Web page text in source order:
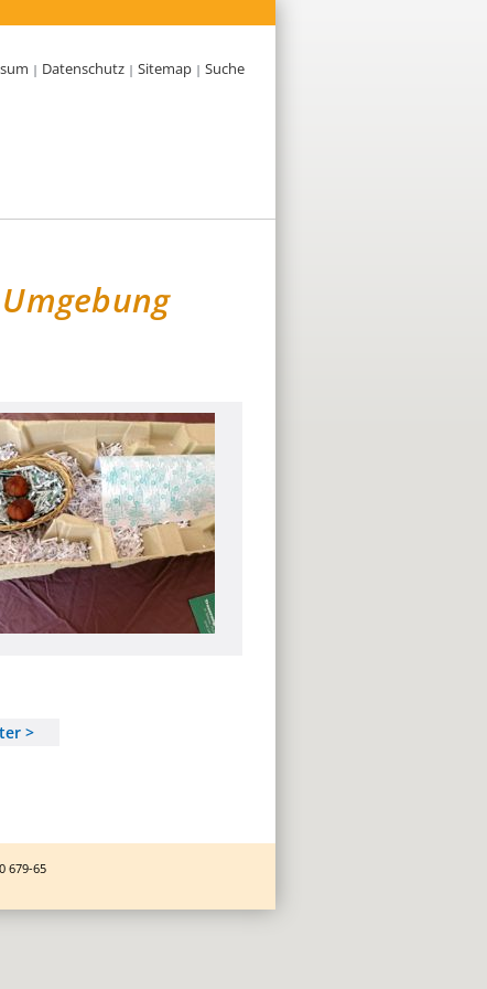
| Datenschutz | Sitemap | Suche
>
679-65